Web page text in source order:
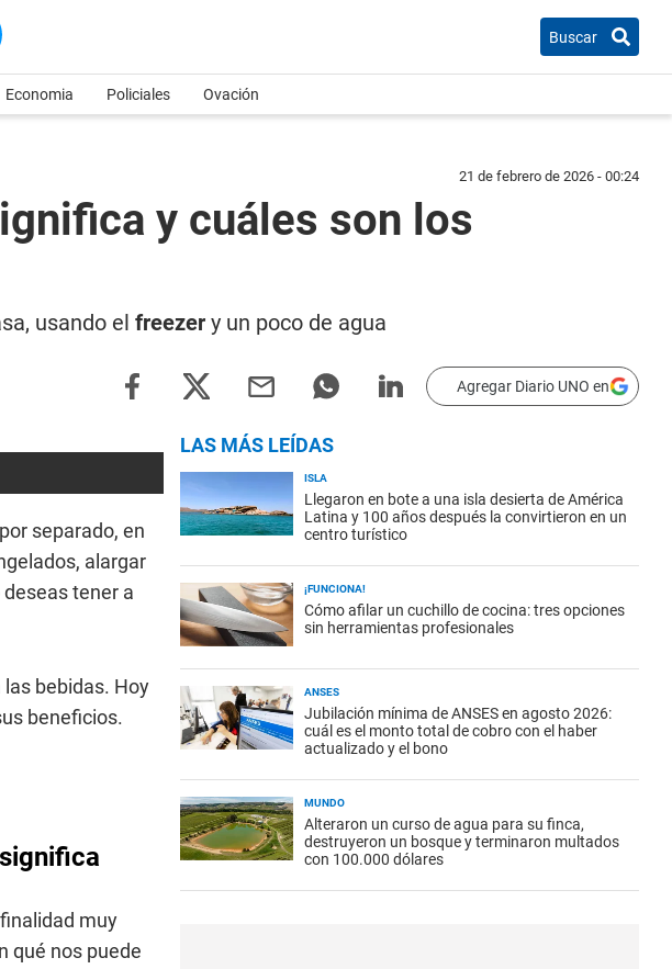
Buscar
Economia Policiales Ovación
21 de febrero de 2026 - 00:24
y cuáles son los
usando el freezer y un poco de agua
Agregar Diario UNO en
separado, en
alargar
tener a
bebidas. Hoy
beneficios.
muy
qué nos puede
LAS MÁS LEÍDAS
ISLA
Llegaron en bote a una isla desierta de América
Latina y 100 años después la convirtieron en un
centro turístico
¡FUNCIONA!
Cómo afilar un cuchillo de cocina: tres opciones
sin herramientas profesionales
ANSES
Jubilación mínima de ANSES en agosto 2026:
cuál es el monto total de cobro con el haber
actualizado y el bono
MUNDO
Alteraron un curso de agua para su finca,
destruyeron un bosque y terminaron multados
con 100.000 dólares